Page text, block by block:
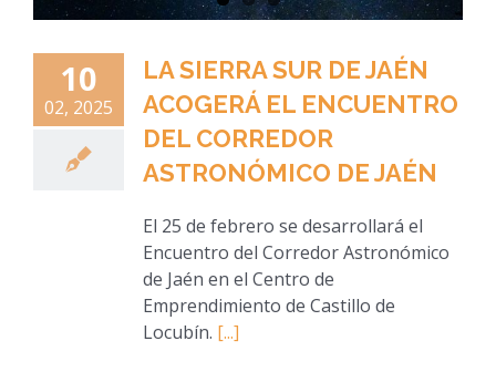
10
02, 2025
LA SIERRA SUR DE JAÉN
ACOGERÁ EL ENCUENTRO
DEL CORREDOR
ASTRONÓMICO DE JAÉN
El 25 de febrero se desarrollará el
Encuentro del Corredor Astronómico
de Jaén en el Centro de
Emprendimiento de Castillo de
Locubín. [...]